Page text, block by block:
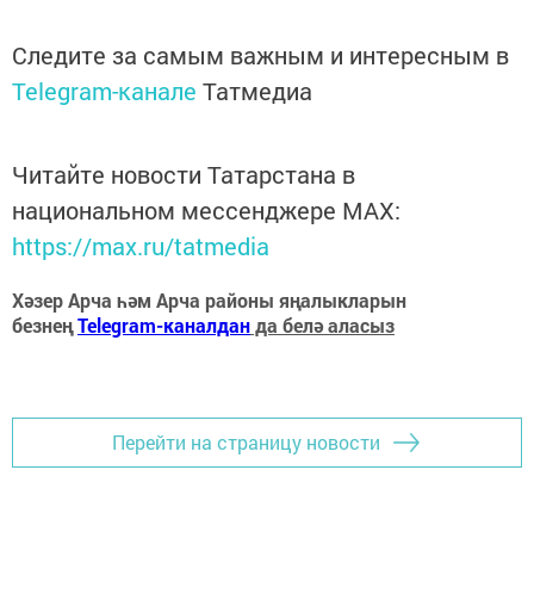
Следите за самым важным и интересным в
Telegram-канале Татмедиа
Читайте новости Татарстана в
национальном мессенджере MАХ:
https://max.ru/tatmedia
Хәзер Арча һәм Арча районы яңалыкларын
безнеңTelegram-каналданда белә аласыз
Перейти на страницу новости